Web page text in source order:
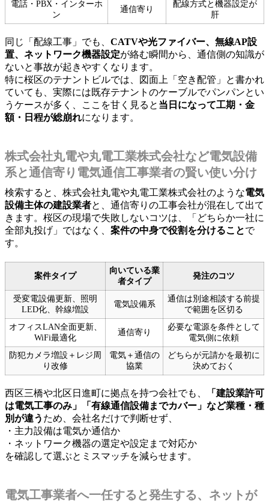
電話・PBX・インターホ
ン
通信寄り
配線方式と機器設定が
肝
同じ「配線工事」でも、 CATVや光ファイバー、無線AP設
置、ネットワーク機器設定が絡む瞬間から、通信側の知識が
ないと事故が起きやすくなります。
特に桜区のテナントビルでは、図面上「空き配管」と書かれ
ていても、実際には既存テナントのケーブルでパンパンとい
うケースが多く、ここを甘く見ると 当日になって工期・金
額・日程が総崩れになります。
株式会社丸電や丸電工業株式会社など電気設備
系と通信寄り電気通信工事業者の賢い使い分け
検索すると、株式会社丸電や丸電工業株式会社のような電気
設備主体の建設業者と、通信寄りの工事会社が混在して出て
きます。桜区の現場で失敗しないコツは、「どちらか一社に
全部丸投げ」ではなく、 案件の中身で役割を分けることで
す。
案件タイプ
向いている業
者タイプ
発注のコツ
受変電設備更新、照明
LED化、幹線増設
電気設備系
通信は別途相談する前提
で範囲を区切る
オフィスLAN全面更新、
WiFi最適化
通信寄り
必要な電源を条件として
電気側に依頼
防犯カメラ増設＋レジ周
り改修
電気＋通信の
協業
どちらが元請かを最初に
決めておく
西区三橋や北区日進町に拠点を持つ会社でも、
「建設業許可
は電気工事のみ」「有線通信設備までカバー」など業種・種
別が違う ため、会社名だけで判断せず、
・主力設備は電気か通信か
・ネットワーク機器の選定や設定まで対応か
を確認して選ぶとミスマッチを減らせます。
電気工事業者へ一任すると発生する、ネットが